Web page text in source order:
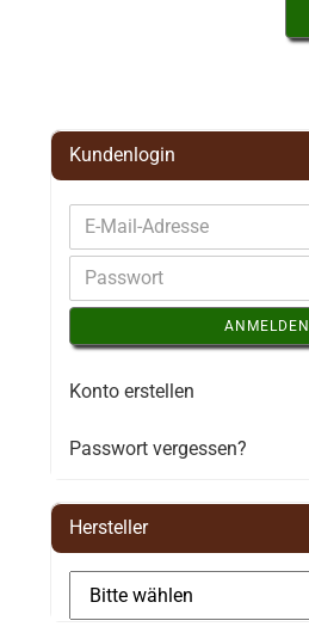
Kundenlogin
ANMELDEN
Konto erstellen
Passwort vergessen?
Hersteller